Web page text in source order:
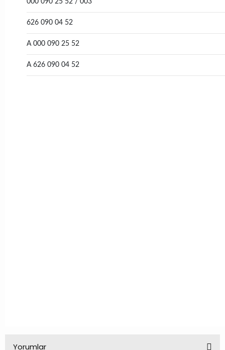
000 090 25 52 / 003
626 090 04 52
A 000 090 25 52
A 626 090 04 52
Yorumlar